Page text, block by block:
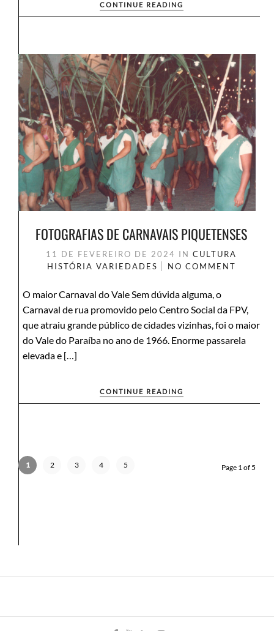
CONTINUE READING
FOTOGRAFIAS DE CARNAVAIS PIQUETENSES
11 DE FEVEREIRO DE 2024 IN CULTURA
HISTÓRIA VARIEDADES NO COMMENT
O maior Carnaval do Vale Sem dúvida alguma, o
Carnaval de rua promovido pelo Centro Social da FPV,
que atraiu grande público de cidades vizinhas, foi o maior
do Vale do Paraíba no ano de 1966. Enorme passarela
elevada e […]
CONTINUE READING
1 2 3 4 5 Page 1 of 5